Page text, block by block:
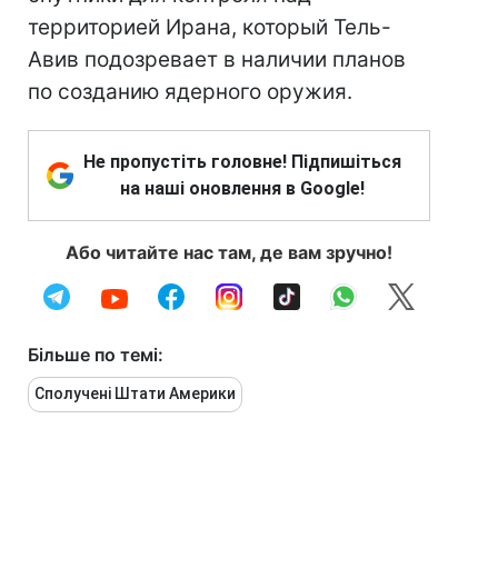
территорией Ирана, который Тель-
Авив подозревает в наличии планов
по созданию ядерного оружия.
Не пропустіть головне! Підпишіться
на наші оновлення в Google!
Або читайте нас там, де вам зручно!
Більше по темі:
Сполучені Штати Америки